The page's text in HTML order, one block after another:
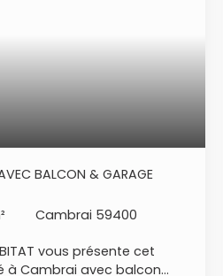
BALCON & GARAGE
Cambrai 59400
vous présente cet
à Cambrai avec balcon